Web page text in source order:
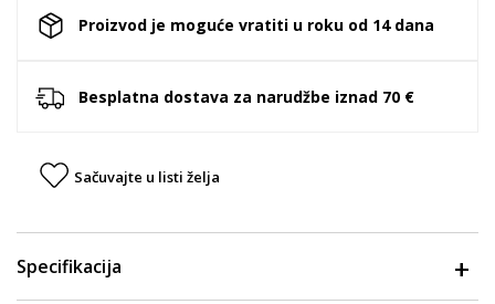
Proizvod je moguće vratiti u roku od 14 dana
Besplatna dostava za narudžbe iznad 70 €
Sačuvajte u listi želja
Specifikacija